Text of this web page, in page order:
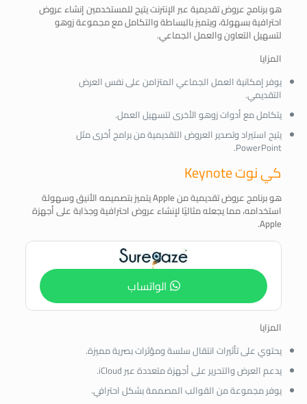
هو برنامج عروض تقديمية عبر الإنترنت يتيح للمستخدمين إنشاء عروض
احترافية بسهولة، ويتميز بالبساطة والتكامل مع مجموعة زوهو
لتسهيل التعاون والعمل الجماعي.
المزايا
يوفر إمكانية العمل الجماعي المتزامن على نفس العرض
التقديمي.
يتكامل مع أدوات زوهو الأخرى لتسهيل العمل.
يتيح استيراد وتصدير العروض التقديمية من برامج أخرى مثل
PowerPoint.
كي نوت Keynote
هو برنامج عروض تقديمية من Apple يتميز بتصميمه الأنيق وسهولة
استخدامه، مما يجعله مثاليًا لإنشاء عروض احترافية وجذابة على أجهزة
Apple.
الواتساب
المزايا
يحتوي على تأثيرات انتقال سلسة ومؤثرات بصرية مميزة.
يدعم العرض والتحرير على أجهزة متعددة عبر iCloud.
يوفر مجموعة من القوالب المصممة بشكل احترافي.